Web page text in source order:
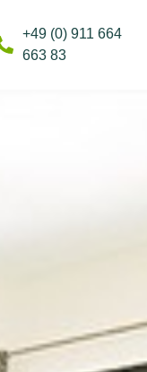
+49 (0) 911 664
663 83